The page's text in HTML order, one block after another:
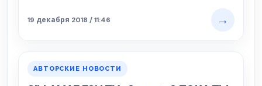
19 декабря 2018 / 11:46 →
АВТОРСКИЕ НОВОСТИ